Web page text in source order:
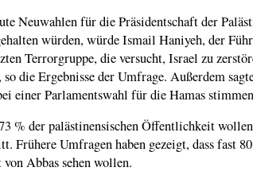
Neuwahlen für die Präsidentschaft der
würden, würde Ismail Haniyeh, der
Terrorgruppe, die versucht, Israel zu
so die Ergebnisse der Umfrage. Außerdem
einer Parlamentswahl für die Hamas
% der palästinensischen Öffentlichkeit
Frühere Umfragen haben gezeigt, dass fast
Abbas sehen wollen.